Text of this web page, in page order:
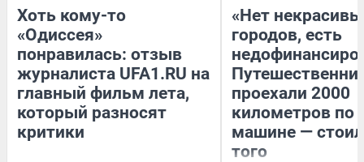
Хоть кому-то
«Одиссея»
понравилась: отзыв
журналиста UFA1.RU на
главный фильм лета,
который разносят
критики
«Нет
городов, есть
проехали 2000
километров по
машине —
того